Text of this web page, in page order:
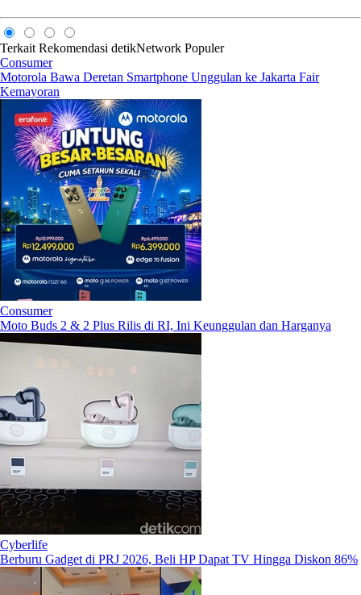
Terkait Rekomendasi detikNetwork Populer
Consumer
Motorola Bawa Deretan Smartphone Unggulan ke Jakarta Fair
Kemayoran
Consumer
Moto Buds 2 & 2 Plus Rilis di RI, Ini Keunggulan dan Harganya
Cyberlife
Berburu Gadget di PRJ 2026, Beli HP Dapat TV Hingga Diskon 86%